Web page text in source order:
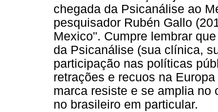
chegada da Psicanálise ao
pesquisador Rubén Gallo
Mexico". Cumpre lembrar
da Psicanálise (sua clínica,
participação nas políticas
retrações e recuos na
marca resiste e se amplia no
no brasileiro em particular.